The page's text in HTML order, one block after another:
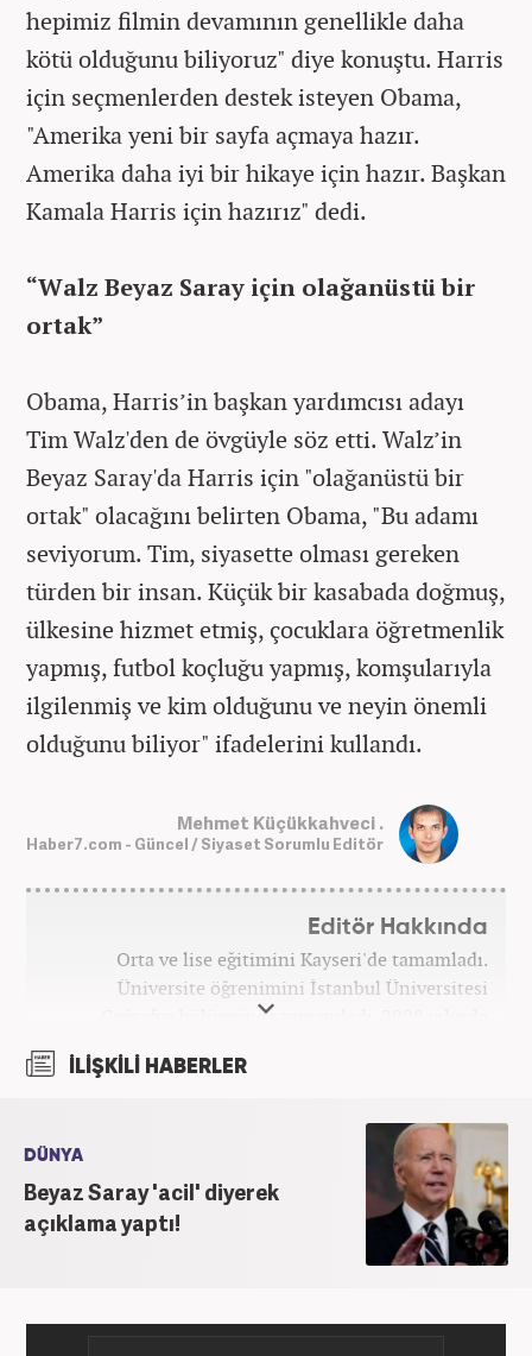
hepimiz filmin devamının genellikle daha
kötü olduğunu biliyoruz" diye konuştu. Harris
için seçmenlerden destek isteyen Obama,
"Amerika yeni bir sayfa açmaya hazır.
Amerika daha iyi bir hikaye için hazır. Başkan
Kamala Harris için hazırız" dedi.
“Walz Beyaz Saray için olağanüstü bir
ortak”
Obama, Harris’in başkan yardımcısı adayı
Tim Walz'den de övgüyle söz etti. Walz’in
Beyaz Saray'da Harris için "olağanüstü bir
ortak" olacağını belirten Obama, "Bu adamı
seviyorum. Tim, siyasette olması gereken
türden bir insan. Küçük bir kasabada doğmuş,
ülkesine hizmet etmiş, çocuklara öğretmenlik
yapmış, futbol koçluğu yapmış, komşularıyla
ilgilenmiş ve kim olduğunu ve neyin önemli
olduğunu biliyor" ifadelerini kullandı.
Mehmet Küçükkahveci .
Haber7.com - Güncel / Siyaset Sorumlu Editör
Editör Hakkında
Orta ve lise eğitimini Kayseri'de tamamladı.
Üniversite öğrenimini İstanbul Üniversitesi
Coğrafya bölümünde tamamladı. 2008 yılında
attı. 15 yıllık profesyonel editörlük kariyerinde tüm
Haber7.com'da 'Güncel/Siyaset Sorumlu Editörü'
olarak devam etmektedir.
İLİŞKİLİ HABERLER
DÜNYA
Beyaz Saray 'acil' diyerek
açıklama yaptı!